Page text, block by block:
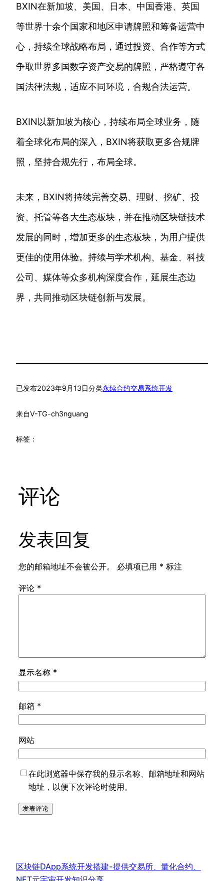
BXIN在新加坡、美国、日本、中国香港、英国
等世界十余个国家和地区申请牌照和筹备运营中
心，持续全球战略布局，通过投资、合作等方式
争取世界多国数字资产交易的牌照，严格遵守各
国法律法规，适应不同环境，合规合法运营。
BXIN以新加坡为核心，持续布局全球业务，随
着全球化布局的深入，BXIN将获取更多合规牌
照，坚持合规先行，布局全球。
未来，BXIN将持续完善交易、理财、挖矿、投
资、托管等各大生态板块，并在推动区块链技术
发展的同时，增加更多的生态板块，为用户提供
更佳的使用体验。持续与学术机构、基金、科技
公司、媒体等众多机构深度合作，延展生态边
界，共同推动区块链创新与发展。
已发布2023年9月13日分类永续合约交易系统开发
来自V-TG-ch3nguang
标签：
评论
发表回复
您的邮箱地址不会被公开。 必填项已用 * 标注
评论 *
显示名称 *
邮箱 *
网站
在此浏览器中保存我的显示名称、邮箱地址和网站
地址，以便下次评论时使用。
区块链DApp系统开发搭建-提供交易所、量化合约、